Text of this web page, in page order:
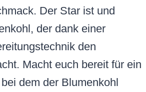
Der Star ist und
der dank einer
den
Macht euch bereit für ein
dem der Blumenkohl